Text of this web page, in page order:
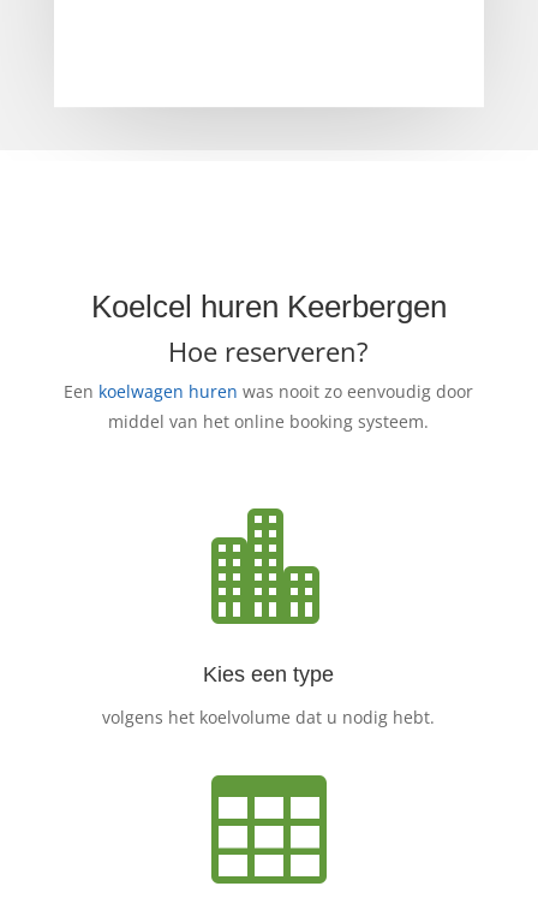
Koelcel huren Keerbergen
Hoe reserveren?
Een koelwagen huren was nooit zo eenvoudig door
middel van het online booking systeem.

Kies een type
volgens het koelvolume dat u nodig hebt.
